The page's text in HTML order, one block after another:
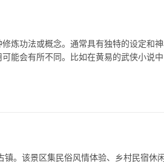
炼功法或概念。通常具有独特的设定和
可能会有所不同。比如在黄易的武侠小说
镇。该景区集民俗风情体验、乡村民宿休